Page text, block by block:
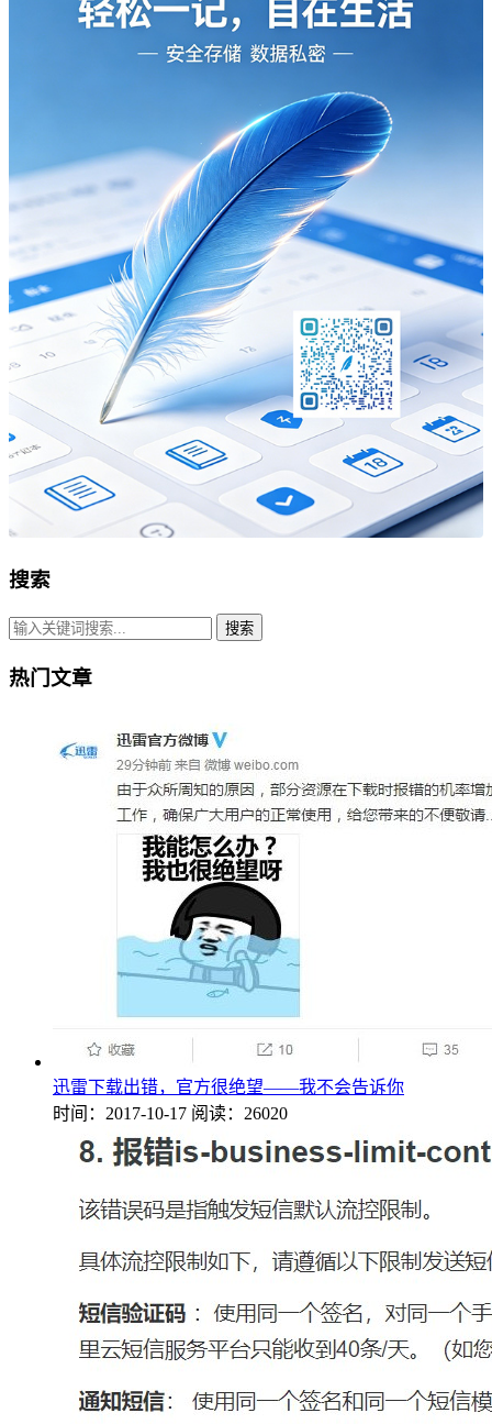
搜索
搜索
热门文章
迅雷下载出错，官方很绝望——我不会告诉你
时间：2017-10-17 阅读：26020